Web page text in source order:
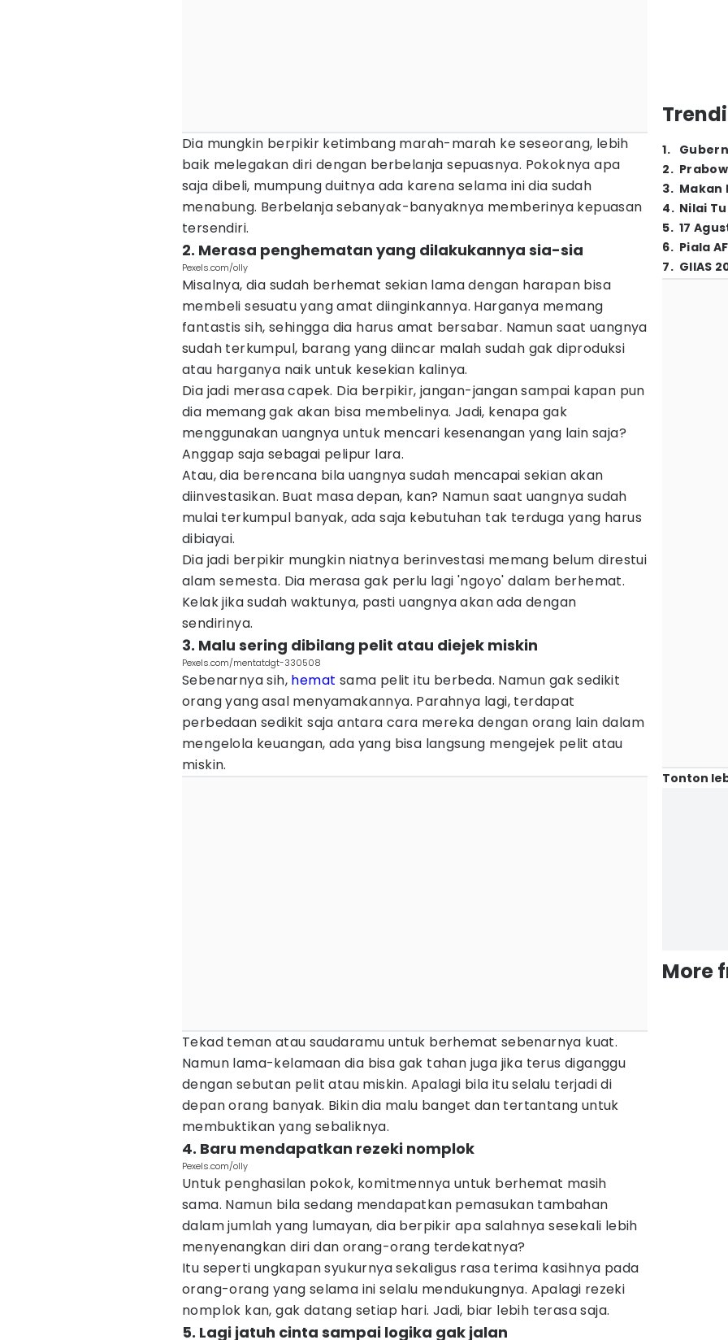
Dia mungkin berpikir ketimbang marah-marah ke seseorang, lebih
baik melegakan diri dengan berbelanja sepuasnya. Pokoknya apa
saja dibeli, mumpung duitnya ada karena selama ini dia sudah
menabung. Berbelanja sebanyak-banyaknya memberinya kepuasan
tersendiri.
2. Merasa penghematan yang dilakukannya sia-sia
Pexels.com/olly
Misalnya, dia sudah berhemat sekian lama dengan harapan bisa
membeli sesuatu yang amat diinginkannya. Harganya memang
fantastis sih, sehingga dia harus amat bersabar. Namun saat uangnya
sudah terkumpul, barang yang diincar malah sudah gak diproduksi
atau harganya naik untuk kesekian kalinya.
Dia jadi merasa capek. Dia berpikir, jangan-jangan sampai kapan pun
dia memang gak akan bisa membelinya. Jadi, kenapa gak
menggunakan uangnya untuk mencari kesenangan yang lain saja?
Anggap saja sebagai pelipur lara.
Atau, dia berencana bila uangnya sudah mencapai sekian akan
diinvestasikan. Buat masa depan, kan? Namun saat uangnya sudah
mulai terkumpul banyak, ada saja kebutuhan tak terduga yang harus
dibiayai.
Dia jadi berpikir mungkin niatnya berinvestasi memang belum direstui
alam semesta. Dia merasa gak perlu lagi 'ngoyo' dalam berhemat.
Kelak jika sudah waktunya, pasti uangnya akan ada dengan
sendirinya.
3. Malu sering dibilang pelit atau diejek miskin
Pexels.com/mentatdgt-330508
Sebenarnya sih, hemat sama pelit itu berbeda. Namun gak sedikit
orang yang asal menyamakannya. Parahnya lagi, terdapat
perbedaan sedikit saja antara cara mereka dengan orang lain dalam
mengelola keuangan, ada yang bisa langsung mengejek pelit atau
miskin.
Tekad teman atau saudaramu untuk berhemat sebenarnya kuat.
Namun lama-kelamaan dia bisa gak tahan juga jika terus diganggu
dengan sebutan pelit atau miskin. Apalagi bila itu selalu terjadi di
depan orang banyak. Bikin dia malu banget dan tertantang untuk
membuktikan yang sebaliknya.
4. Baru mendapatkan rezeki nomplok
Pexels.com/olly
Untuk penghasilan pokok, komitmennya untuk berhemat masih
sama. Namun bila sedang mendapatkan pemasukan tambahan
dalam jumlah yang lumayan, dia berpikir apa salahnya sesekali lebih
menyenangkan diri dan orang-orang terdekatnya?
Itu seperti ungkapan syukurnya sekaligus rasa terima kasihnya pada
orang-orang yang selama ini selalu mendukungnya. Apalagi rezeki
nomplok kan, gak datang setiap hari. Jadi, biar lebih terasa saja.
5. Lagi jatuh cinta sampai logika gak jalan
1.
2.
3. Makan
4. Nilai
5. 17
6. Piala
7. GIIAS
Tonton
More